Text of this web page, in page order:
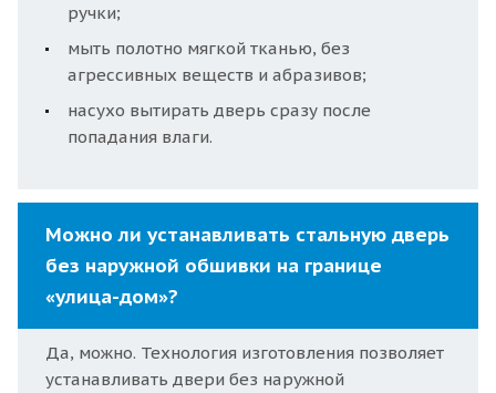
ручки;
мыть полотно мягкой тканью, без
агрессивных веществ и абразивов;
насухо вытирать дверь сразу после
попадания влаги.
Можно ли устанавливать стальную дверь
без наружной обшивки на границе
«улица-дом»?
Да, можно. Технология изготовления позволяет
устанавливать двери без наружной